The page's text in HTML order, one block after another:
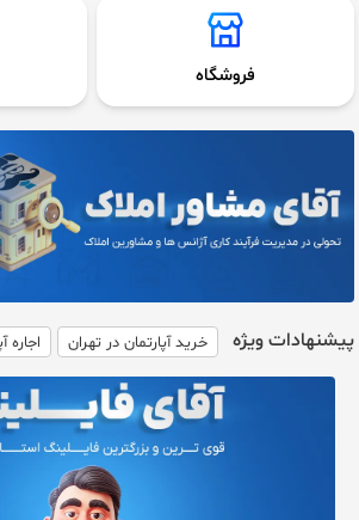
فروشگاه
پیشنهادات ویژه خرید آپارتمان در تهران اجاره